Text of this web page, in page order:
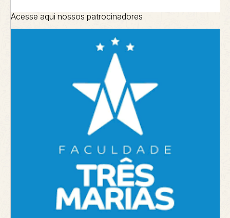
Acesse aqui nossos patrocinadores